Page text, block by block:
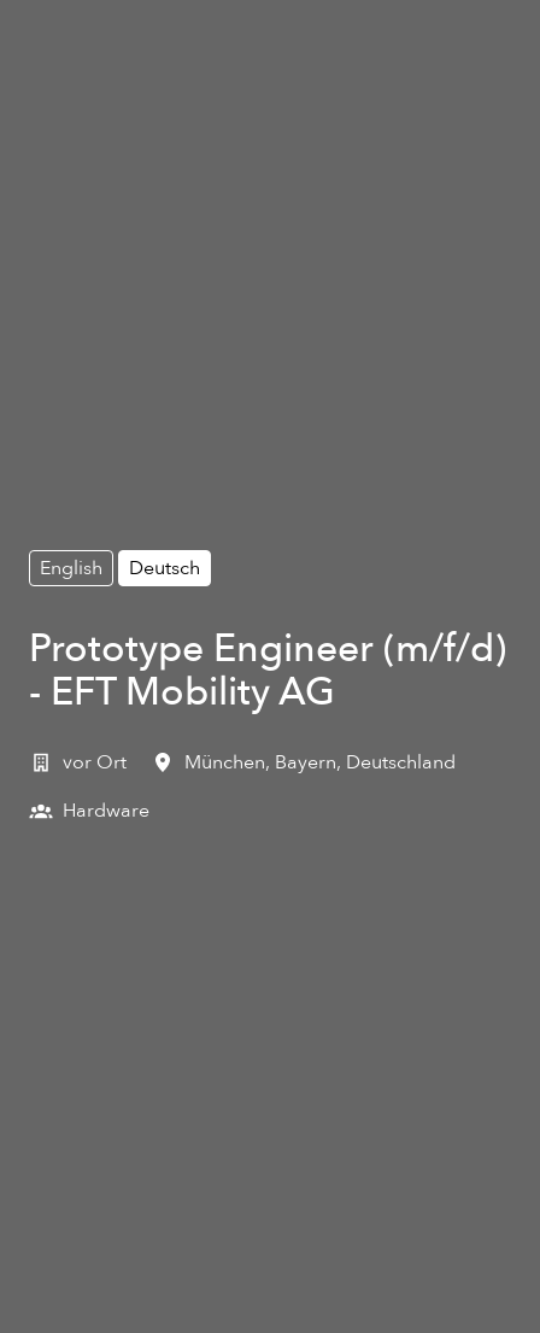
English Deutsch
Prototype Engineer (m/f/d)
- EFT Mobility AG
vor Ort München, Bayern, Deutschland
Hardware